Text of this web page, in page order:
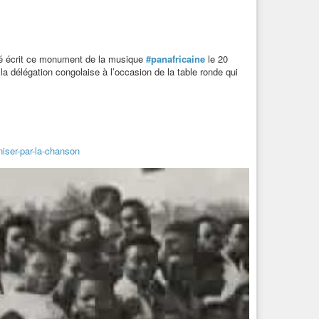
commune de militants internationalistes d’#Ukraine
le-2-juin-2024/
: 1:41 Peter Hintermeier, syndicaliste IG Metall,
écrit ce monument de la musique #panafricaine le 20
congolaise à l’occasion de la table ronde qui
par-la-chanson